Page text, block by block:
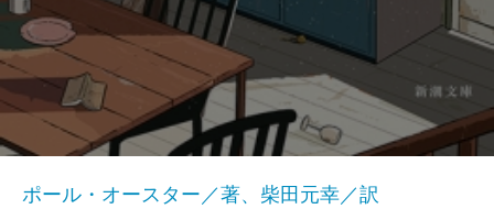
ポール・オースター／著、柴田元幸／訳